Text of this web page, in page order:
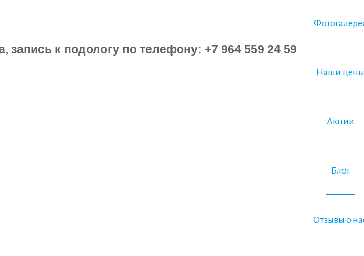
Наши цены
Акции
Блог
Отзывы о